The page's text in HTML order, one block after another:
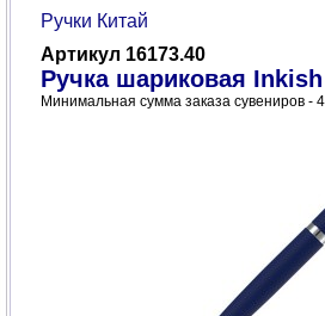
Ручки Китай
Артикул 16173.40
Ручка шариковая
Минимальная сумма заказа сувениров -